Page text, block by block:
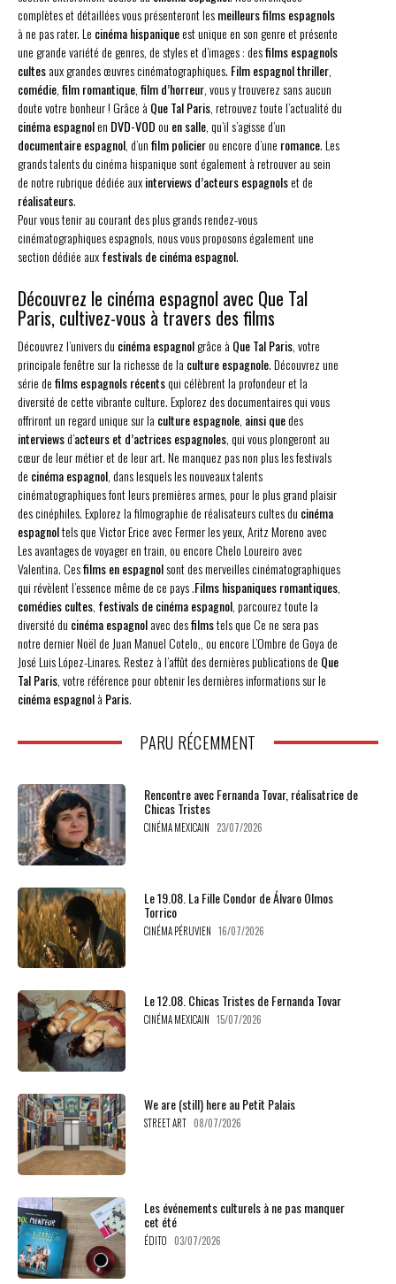
complètes et détaillées vous présenteront lesmeilleurs films espagnols
à ne pas rater. Le cinéma hispaniqueest unique en son genre et présente
une grande variété de genres, de styles et d’images : desfilms espagnols
cultesaux grandes œuvres cinématographiques. Film espagnol thriller,
comédie,film romantique,film d’horreur, vous y trouverez sans aucun
doute votre bonheur ! Grâce à Que Tal Paris, retrouvez toute l’actualité du
cinéma espagnolen DVD-VODou en salle, qu’il s’agisse d’un
documentaire espagnol, d’unfilm policierou encore d’une romance. Les
grands talents du cinéma hispanique sont également à retrouver au sein
de notre rubrique dédiée auxinterviews d’acteurs espagnolset de
réalisateurs.
Pour vous tenir au courant des plus grands rendez-vous
cinématographiques espagnols, nous vous proposons également une
section dédiée auxfestivals de cinéma espagnol.
Découvrez le cinéma espagnol avec Que Tal
Paris, cultivez-vous à travers des films
Découvrez l’univers du cinéma espagnolgrâce à Que Tal Paris, votre
principale fenêtre sur la richesse de la culture espagnole. Découvrez une
série defilms espagnols récentsqui célèbrent la profondeur et la
diversité de cette vibrante culture. Explorez des documentaires qui vous
offriront un regard unique sur la culture espagnole, ainsi quedes
interviewsd’acteurs et d’actrices espagnoles, qui vous plongeront au
cœur de leur métier et de leur art. Ne manquez pas non plus les festivals
de cinéma espagnol, dans lesquels les nouveaux talents
cinématographiques font leurs premières armes, pour le plus grand plaisir
des cinéphiles. Explorez la filmographie de réalisateurs cultes du cinéma
espagnoltels que Victor Erice avec Fermer les yeux, Aritz Moreno avec
Les avantages de voyager en train, ou encore Chelo Loureiro avec
Valentina. Cesfilms en espagnolsont des merveilles cinématographiques
qui révèlent l’essence même de ce pays .Films hispaniques romantiques,
comédies cultes, festivals de cinéma espagnol, parcourez toute la
diversité du cinéma espagnolavec desfilmstels que Ce ne sera pas
notre dernier Noël de Juan Manuel Cotelo,, ou encore L’Ombre de Goya de
José Luis López-Linares. Restez à l’affût des dernières publications de Que
Tal Paris, votre référence pour obtenir les dernières informations sur le
cinéma espagnolà Paris.
PARU RÉCEMMENT
Rencontre avec Fernanda Tovar, réalisatrice de
Chicas Tristes
CINÉMA MEXICAIN 23/07/2026
Le 19.08. La Fille Condor de Álvaro Olmos
Torrico
CINÉMA PÉRUVIEN 16/07/2026
Le 12.08. Chicas Tristes de Fernanda Tovar
CINÉMA MEXICAIN 15/07/2026
We are (still) here au Petit Palais
STREET ART 08/07/2026
Les événements culturels à ne pas manquer
cet été
ÉDITO 03/07/2026